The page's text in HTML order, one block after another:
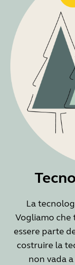
La
Vogliamo che
essere parte
costruire la
non vada